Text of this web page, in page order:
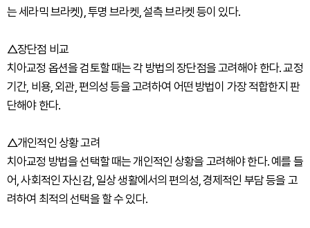
는 세라믹 브라켓), 투명 브라켓, 설측 브라켓 등이 있다.
△장단점 비교
치아교정 옵션을 검토할 때는 각 방법의 장단점을 고려해야 한다. 교정
기간, 비용, 외관, 편의성 등을 고려하여 어떤 방법이 가장 적합한지 판
단해야 한다.
△개인적인 상황 고려
치아교정 방법을 선택할 때는 개인적인 상황을 고려해야 한다. 예를 들
어, 사회적인 자신감, 일상 생활에서의 편의성, 경제적인 부담 등을 고
려하여 최적의 선택을 할 수 있다.